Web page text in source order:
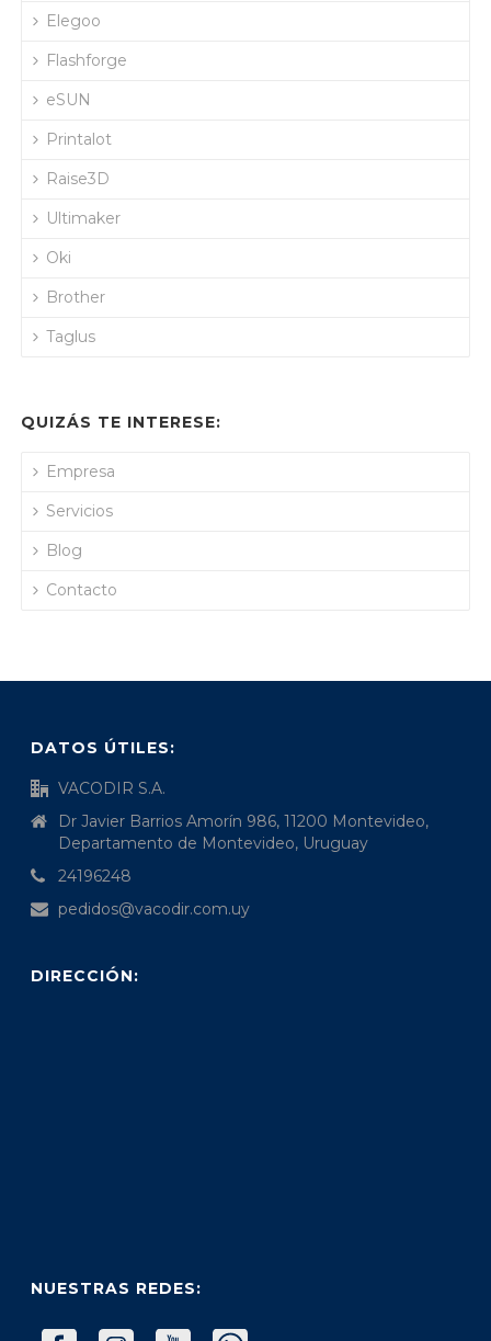
Elegoo
Flashforge
eSUN
Printalot
Raise3D
Ultimaker
Oki
Brother
Taglus
QUIZÁS TE INTERESE:
Empresa
Servicios
Blog
Contacto
DATOS ÚTILES:
VACODIR S.A.
Dr Javier Barrios Amorín 986, 11200 Montevideo,
Departamento de Montevideo, Uruguay
24196248
pedidos@vacodir.com.uy
DIRECCIÓN:
NUESTRAS REDES: